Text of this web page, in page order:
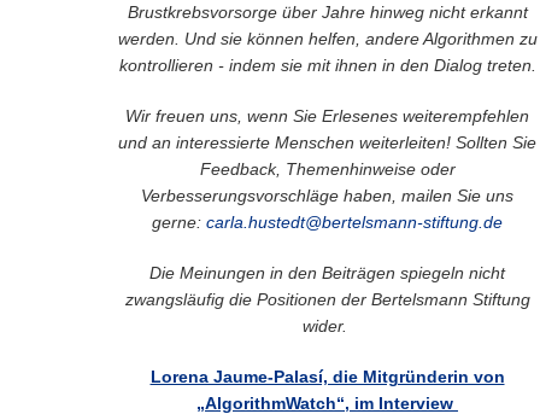
Brustkrebsvorsorge über Jahre hinweg nicht erkannt
werden. Und sie können helfen, andere Algorithmen zu
kontrollieren - indem sie mit ihnen in den Dialog treten.
Wir freuen uns, wenn Sie Erlesenes weiterempfehlen
und an interessierte Menschen weiterleiten! Sollten Sie
Feedback, Themenhinweise oder
Verbesserungsvorschläge haben, mailen Sie uns
gerne: carla.hustedt@bertelsmann-stiftung.de
Die Meinungen in den Beiträgen spiegeln nicht
zwangsläufig die Positionen der Bertelsmann Stiftung
wider.
Lorena Jaume-Palasí, die Mitgründerin von
„AlgorithmWatch“, im Interview